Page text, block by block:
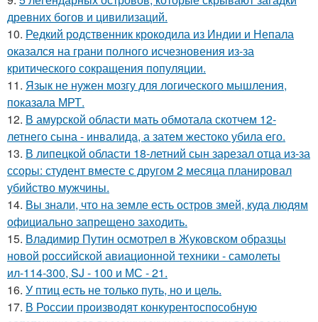
древних богов и цивилизаций.
10. Редкий родственник крокодила из Индии и Непала
оказался на грани полного исчезновения из-за
критического сокращения популяции.
11. Язык не нужен мозгу для логического мышления,
показала МРТ.
12. В амурской области мать обмотала скотчем 12-
летнего сына - инвалида, а затем жестоко убила его.
13. В липецкой области 18-летний сын зарезал отца из-за
ссоры: студент вместе с другом 2 месяца планировал
убийство мужчины.
14. Вы знали, что на земле есть остров змей, куда людям
официально запрещено заходить.
15. Владимир Путин осмотрел в Жуковском образцы
новой российской авиационной техники - самолеты
ил-114-300, SJ - 100 и МС - 21.
16. У птиц есть не только путь, но и цель.
17. В России производят конкурентоспособную